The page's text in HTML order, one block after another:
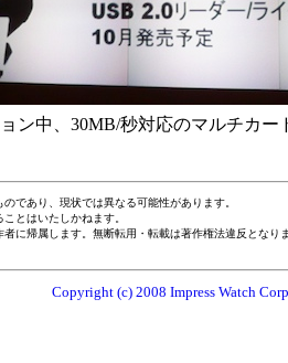
ン中、30MB/秒対応のマルチカー
であり、現状では異なる可能性があります。
とはいたしかねます。
者に帰属します。無断転用・転載は著作権法違反とな
Copyright (c) 2008 Impress Watch